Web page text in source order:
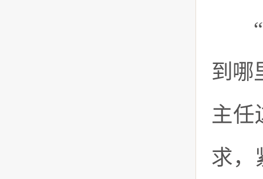
“
到哪
主任
求，